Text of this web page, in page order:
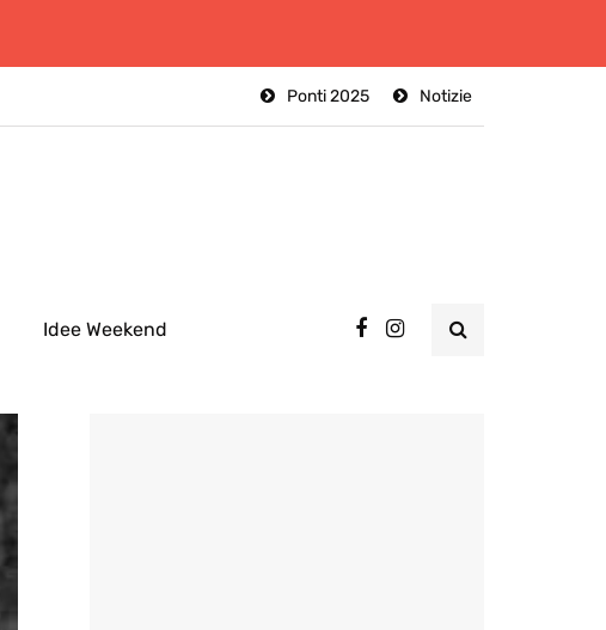
Notizie
Ponti 2025
Idee Weekend